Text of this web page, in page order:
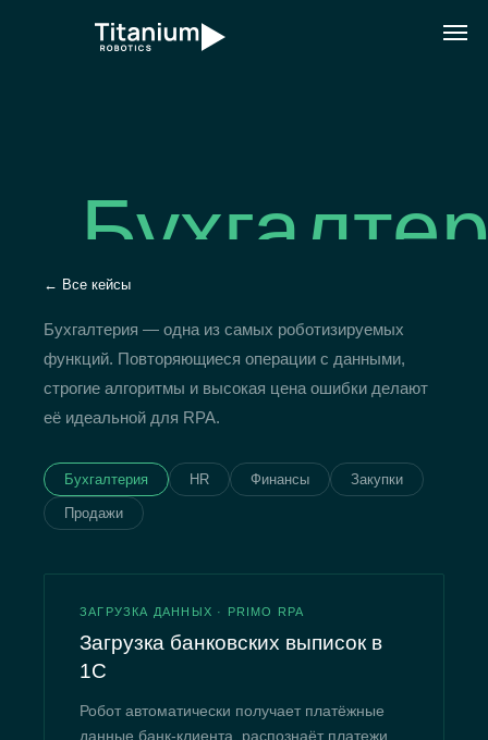
← Все кейсы
Бухгалтерия — одна из самых роботизируемых
функций. Повторяющиеся операции с данными,
строгие алгоритмы и высокая цена ошибки делают
её идеальной для RPA.
Бухгалтерия HR Финансы Закупки
Продажи
ЗАГРУЗКА ДАННЫХ · PRIMO RPA
Загрузка банковских выписок в
1С
Робот автоматически получает платёжные
данные банк-клиента, распознаёт платежи